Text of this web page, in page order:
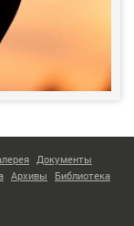
Документы
Архивы Библиотека